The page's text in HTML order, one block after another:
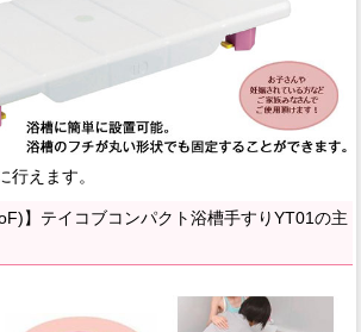
行えます。
】テイコブコンパクト浴槽手すりYT01の主